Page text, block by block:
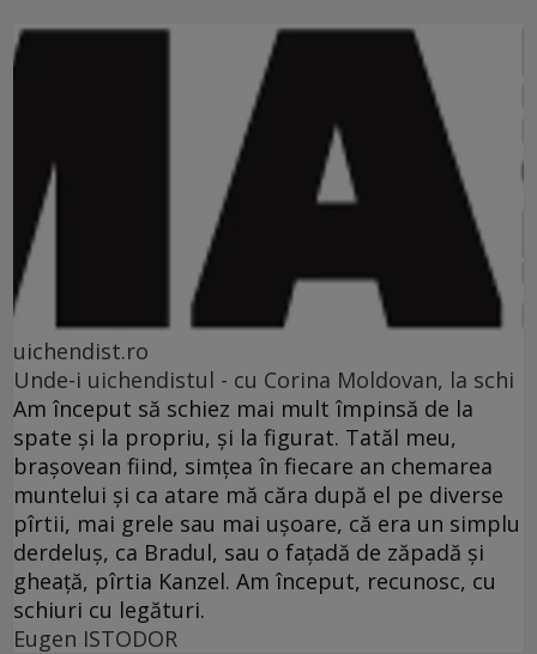
uichendist.ro
Unde-i uichendistul - cu Corina Moldovan, la schi
Am început să schiez mai mult împinsă de la
spate şi la propriu, şi la figurat. Tatăl meu,
braşovean fiind, simţea în fiecare an chemarea
muntelui şi ca atare mă căra după el pe diverse
pîrtii, mai grele sau mai uşoare, că era un simplu
derdeluş, ca Bradul, sau o faţadă de zăpadă şi
gheaţă, pîrtia Kanzel. Am început, recunosc, cu
schiuri cu legături.
Eugen ISTODOR